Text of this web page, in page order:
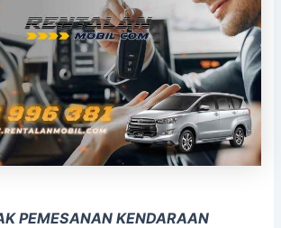
PEMESANAN KENDARAAN